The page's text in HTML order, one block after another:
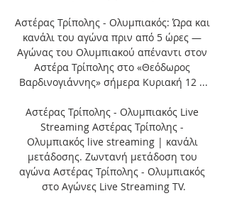
Αστέρας Τρίπολης - Ολυμπιακός: Ώρα και
κανάλι του αγώνα πριν από 5 ώρες —
Αγώνας του Ολυμπιακού απέναντι στον
Αστέρα Τρίπολης στο «Θεόδωρος
Βαρδινογιάννης» σήμερα Κυριακή 12 ...
Αστέρας Τρίπολης - Ολυμπιακός Live
Streaming Αστέρας Τρίπολης -
Ολυμπιακός live streaming | κανάλι
μετάδοσης. Ζωντανή μετάδοση του
αγώνα Αστέρας Τρίπολης - Ολυμπιακός
στο Αγώνες Live Streaming TV.